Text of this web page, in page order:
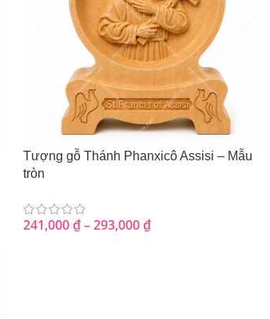
Tượng gỗ Thánh Phanxicô Assisi – Mẫu
tròn
241,000₫–293,000₫